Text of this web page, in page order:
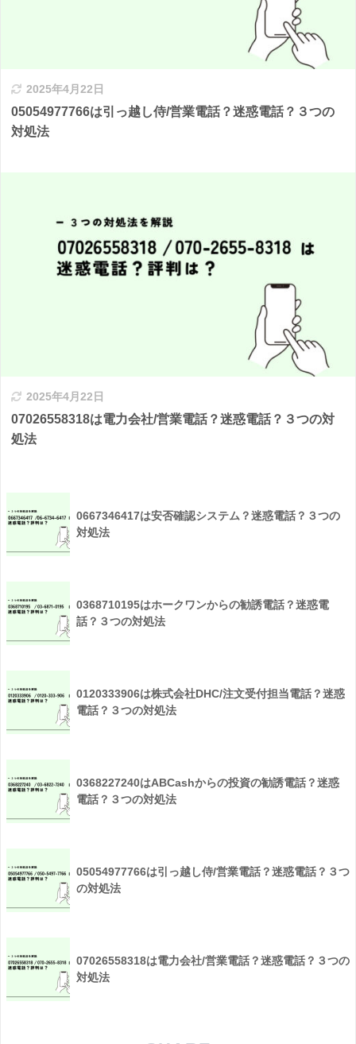
2025年4月22日
05054977766は引っ越し侍/営業電話？迷惑電話？３つの
対処法
2025年4月22日
07026558318は電力会社/営業電話？迷惑電話？３つの対
処法
0667346417は安否確認システム？迷惑電話？３つの
対処法
0368710195はホークワンからの勧誘電話？迷惑電
話？３つの対処法
0120333906は株式会社DHC/注文受付担当電話？迷惑
電話？３つの対処法
0368227240はABCashからの投資の勧誘電話？迷惑
電話？３つの対処法
05054977766は引っ越し侍/営業電話？迷惑電話？３つ
の対処法
07026558318は電力会社/営業電話？迷惑電話？３つの
対処法